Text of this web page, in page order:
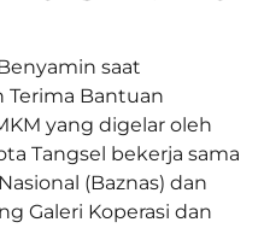
saat
Terima Bantuan
yang digelar oleh
Tangsel bekerja sama
(Baznas) dan
Galeri Koperasi dan